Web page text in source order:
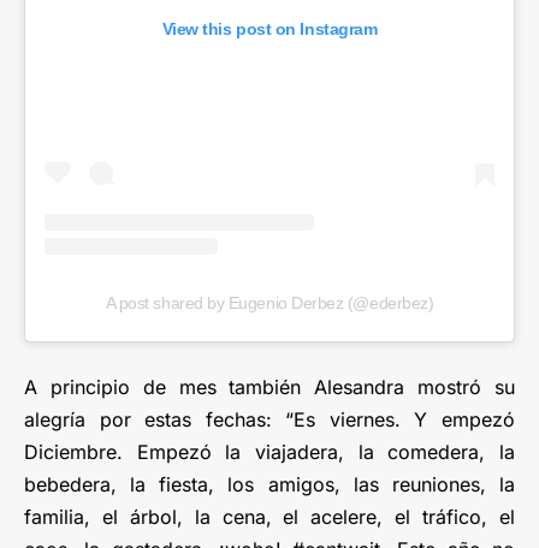
View this post on Instagram
A post shared by Eugenio Derbez (@ederbez)
A principio de mes también Alesandra mostró su
alegría por estas fechas: “Es viernes. Y empezó
Diciembre. Empezó la viajadera, la comedera, la
bebedera, la fiesta, los amigos, las reuniones, la
familia, el árbol, la cena, el acelere, el tráfico, el